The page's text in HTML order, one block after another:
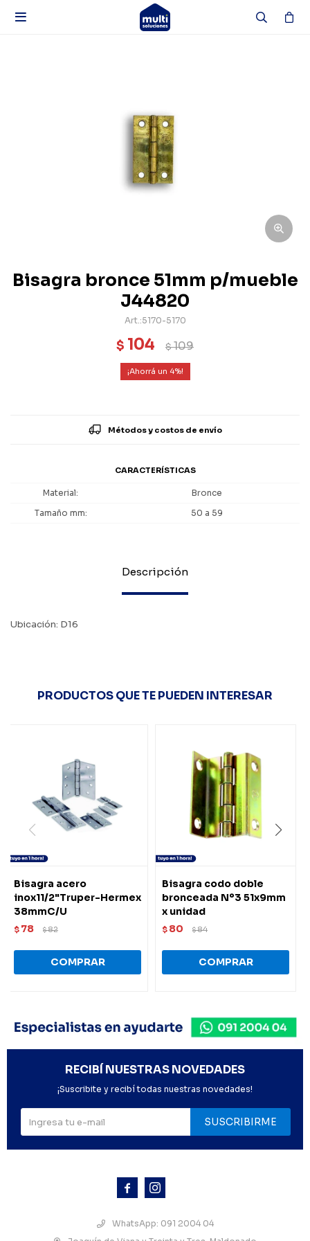

Bisagra bronce 51mm p/mueble
J44820
5170-5170
$ 104 $109
4
Métodos y costos de envío
CARACTERÍSTICAS
Material
Bronce
Tamaño mm
50 a 59
Descripción
Ubicación: D16
PRODUCTOS QUE TE PUEDEN INTERESAR
Bisagra acero
inox11/2"Truper-Hermex
38mmC/U
$ 78 $82
Bisagra codo doble
bronceada Nº3 51x9mm
x unidad
$ 80 $84
 
WhatsApp: 091 2004 04
RECIBÍ NUESTRAS NOVEDADES
¡Suscribite y recibí todas nuestras novedades!
SUSCRIBIRME